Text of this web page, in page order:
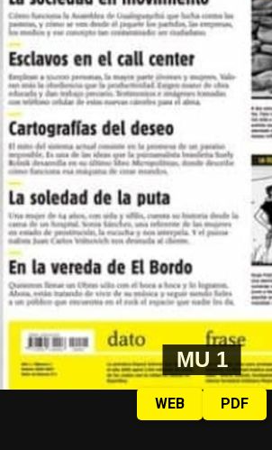
MU 1
WEB PDF